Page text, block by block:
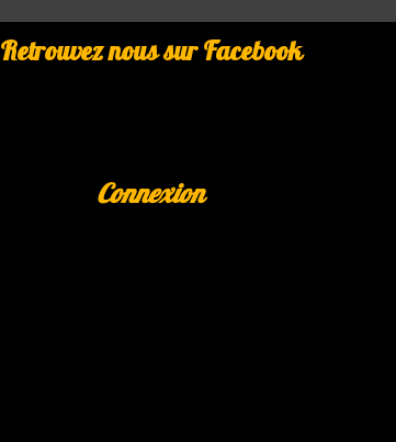
Retrouvez nous sur Facebook
Connexion